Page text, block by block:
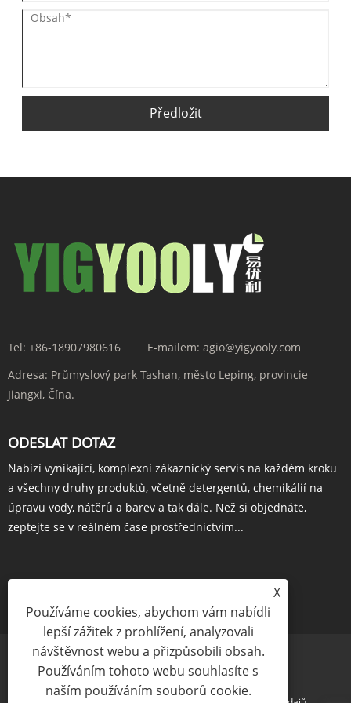
Předložit
Tel: +86-18907980616 E-mailem: agio@yigyooly.com
Adresa: Průmyslový park Tashan, město Leping, provincie
Jiangxi, Čína.
ODESLAT DOTAZ
Nabízí vynikající, komplexní zákaznický servis na každém kroku
a všechny druhy produktů, včetně detergentů, chemikálií na
úpravu vody, nátěrů a barev a tak dále. Než si objednáte,
zeptejte se v reálném čase prostřednictvím...
X
Používáme cookies, abychom vám nabídli
lepší zážitek z prohlížení, analyzovali
návštěvnost webu a přizpůsobili obsah.
Používáním tohoto webu souhlasíte s
naším používáním souborů cookie.